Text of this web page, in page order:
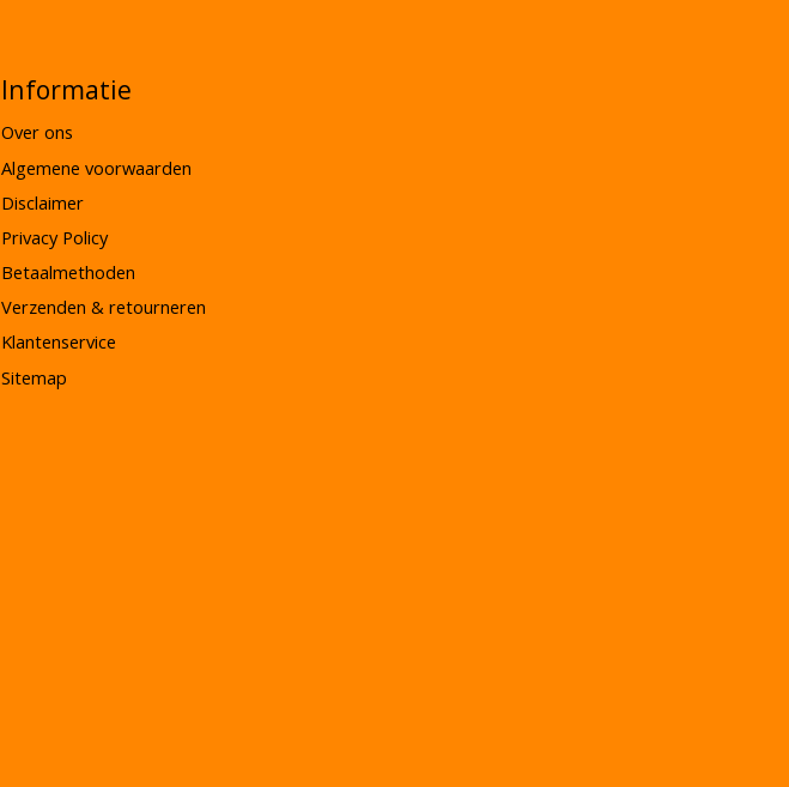
Informatie
Over ons
Algemene voorwaarden
Disclaimer
Privacy Policy
Betaalmethoden
Verzenden & retourneren
Klantenservice
Sitemap